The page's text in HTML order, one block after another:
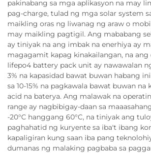
pakinabang sa mga aplikasyon na may
pag-charge, tulad ng mga solar system
maikling oras ng liwanag ng araw o
may maikling pagtigil. Ang mababang
ay tiniyak na ang imbak na enerhiya ay
magagamit kapag kinakailangan, na ang
lifepo4 battery pack unit ay nawawalan
3% na kapasidad bawat buwan habang
sa 10-15% na pagkawala bawat buwan na
acid na baterya. Ang malawak na
range ay nagbibigay-daan sa
-20°C hanggang 60°C, na tiniyak ang
paghahatid ng kuryente sa iba't ibang
kapaligiran kung saan iba pang
dumanas ng malaking pagbaba sa